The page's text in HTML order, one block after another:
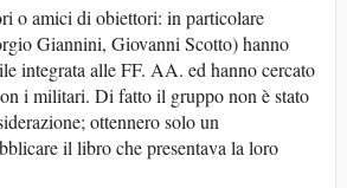
o amici di obiettori: in particolare
Giannini, Giovanni Scotto) hanno
integrata alle FF. AA. ed hanno cercato
i militari. Di fatto il gruppo non è stato
ottennero solo un
il libro che presentava la loro